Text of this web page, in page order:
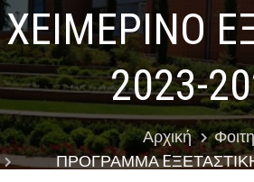
ΧΕΙΜΕΡΙΝΟ
2023-
Αρχική
ΠΡΟΓΡΑΜΜΑ